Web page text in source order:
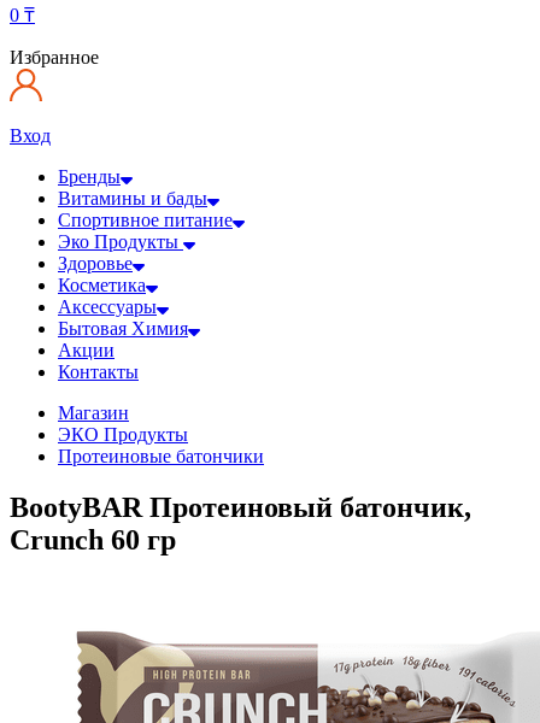
0 ₸
Избранное
Вход
Бренды
Витамины и бады
Спортивное питание
Эко Продукты
Здоровье
Косметика
Аксессуары
Бытовая Химия
Акции
Контакты
Магазин
ЭКО Продукты
Протеиновые батончики
BootyBAR Протеиновый батончик,
Crunch 60 гр